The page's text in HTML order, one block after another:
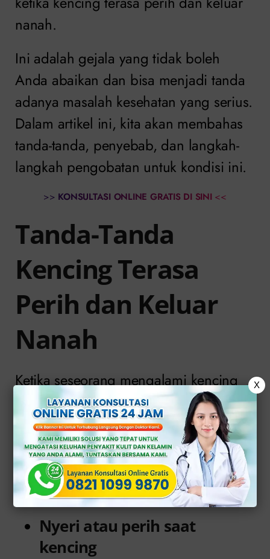
nanah.
Ini adalah gejala yang tidak boleh
Anda abaikan dan bisa menjadi tanda
adanya masalah kesehatan yang serius.
Dalam artikel ini, kita akan membahas
tanda-tanda, penyebab, dan langkah-
langkah pengobatan untuk kondisi ini.
>> KONSULTASI ONLINE GRATIS DI SINI <<
Tanda-Tanda
Kencing Terasa
Perih dan Keluar
Nanah
Ketika seseorang mengalami kencing
terasa perih dan keluar nanah, ini
sering kali menjadi pertanda adanya
infeksi di saluran kemih (ISK) atau
organ reproduksi. Gejala yang
mungkin Anda alami termasuk:
Nyeri atau perih saat
kencing
X